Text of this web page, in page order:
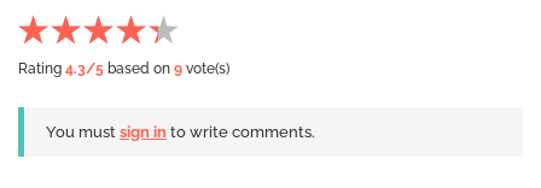
Rating 4.3/5 based on 9 vote(s)
You must sign in to write comments.